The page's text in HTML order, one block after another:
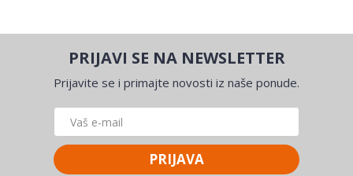
PRIJAVI SE NA NEWSLETTER
Prijavite se i primajte novosti iz naše ponude.
PRIJAVA